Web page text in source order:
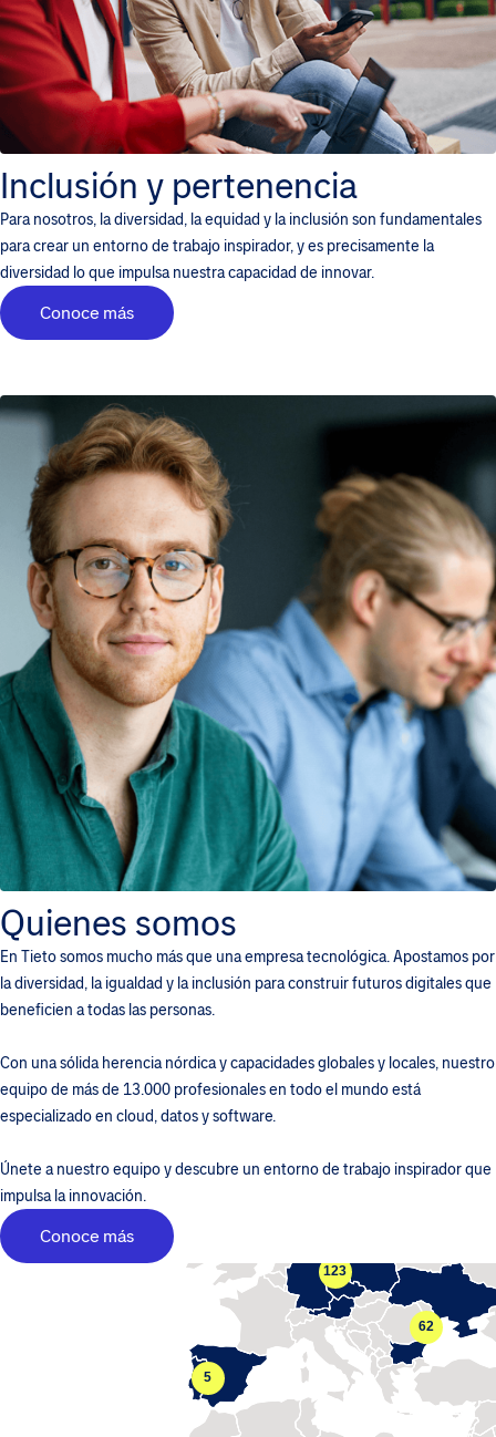
Inclusión y pertenencia
Para nosotros, la diversidad, la equidad y la inclusión son fundamentales
para crear un entorno de trabajo inspirador, y es precisamente la
diversidad lo que impulsa nuestra capacidad de innovar.
Conoce más
Quienes somos
En Tieto somos mucho más que una empresa tecnológica. Apostamos por
la diversidad, la igualdad y la inclusión para construir futuros digitales que
beneficien a todas las personas.
Con una sólida herencia nórdica y capacidades globales y locales, nuestro
equipo de más de 13.000 profesionales en todo el mundo está
especializado en cloud, datos y software.
Únete a nuestro equipo y descubre un entorno de trabajo inspirador que
impulsa la innovación.
Conoce más